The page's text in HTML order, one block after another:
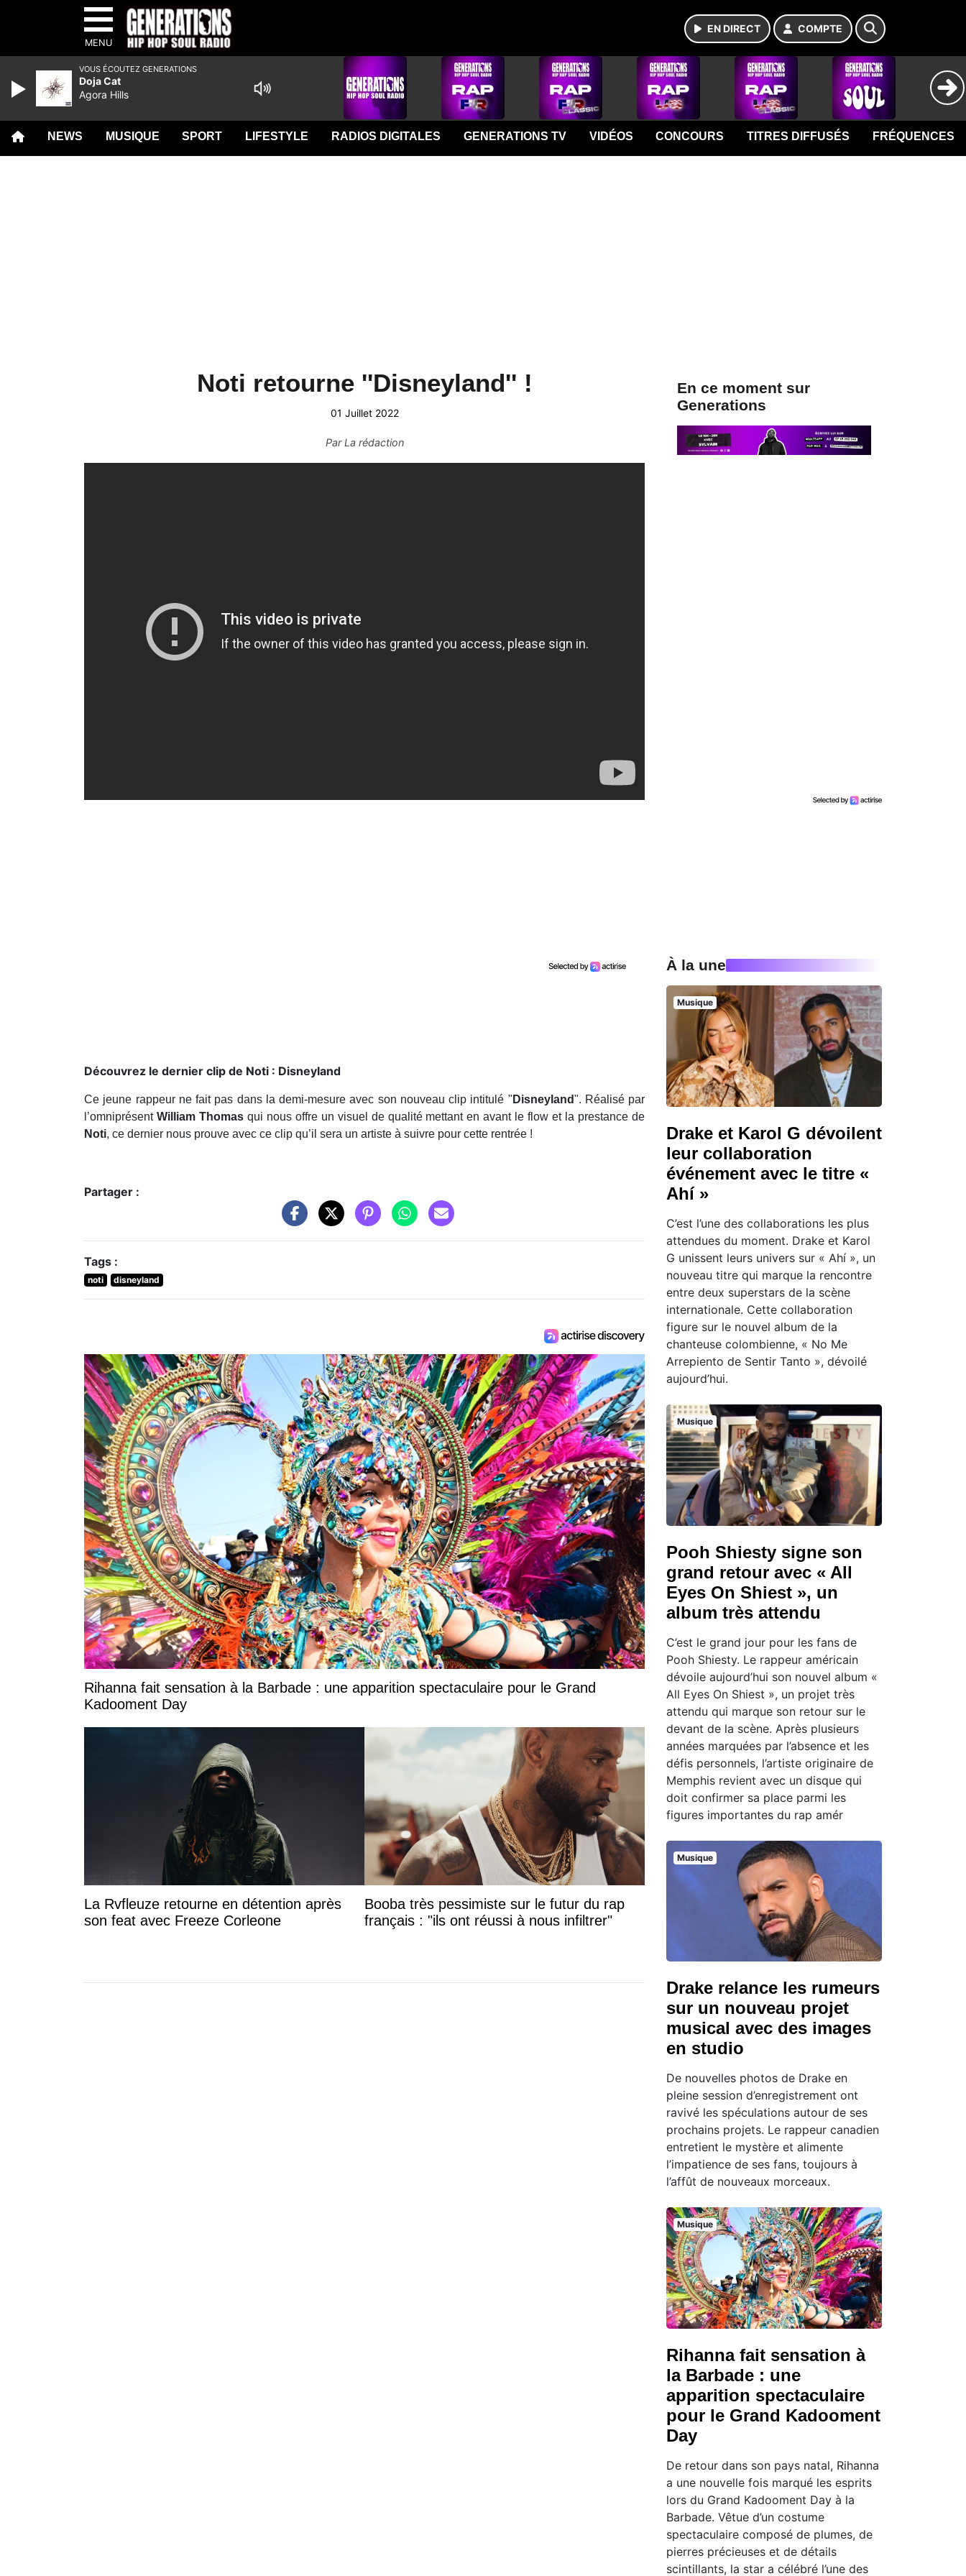
MENU
EN DIRECT COMPTE
NEWS MUSIQUE SPORT LIFESTYLE RADIOS DIGITALES GENERATIONS TV VIDÉOS CONCOURS TITRES DIFFUSÉS FRÉQUENCES
Noti retourne ''Disneyland'' !
01 Juillet 2022
ParLa rédaction
Découvrez le dernier clip de Noti : Disneyland
Ce jeune rappeur ne fait pas dans la demi-mesure avec son nouveau clip intitulé " Disneyland". Réalisé par
l’omniprésent William Thomasqui nous offre un visuel de qualité mettant en avant le flow et la prestance de
Noti, ce dernier nous prouve avec ce clip qu’il sera un artiste à suivre pour cette rentrée !
Partager :
Tags :
noti disneyland
Rihanna fait sensation à la Barbade : une apparition spectaculaire pour le Grand
Kadooment Day
La Rvfleuze retourne en détention après
son feat avec Freeze Corleone
Booba très pessimiste sur le futur du rap
français : "ils ont réussi à nous infiltrer"
En ce moment sur
Generations
À la une
Musique
Drake et Karol G dévoilent
leur collaboration
événement avec le titre «
Ahí »
C’est l’une des collaborations les plus
attendues du moment. Drake et Karol
G unissent leurs univers sur « Ahí », un
nouveau titre qui marque la rencontre
entre deux superstars de la scène
internationale. Cette collaboration
figure sur le nouvel album de la
chanteuse colombienne, « No Me
Arrepiento de Sentir Tanto », dévoilé
aujourd’hui.
Musique
Pooh Shiesty signe son
grand retour avec « All
Eyes On Shiest », un
album très attendu
C’est le grand jour pour les fans de
Pooh Shiesty. Le rappeur américain
dévoile aujourd’hui son nouvel album «
All Eyes On Shiest », un projet très
attendu qui marque son retour sur le
devant de la scène. Après plusieurs
années marquées par l’absence et les
défis personnels, l’artiste originaire de
Memphis revient avec un disque qui
doit confirmer sa place parmi les
figures importantes du rap amér
Musique
Drake relance les rumeurs
sur un nouveau projet
musical avec des images
en studio
De nouvelles photos de Drake en
pleine session d’enregistrement ont
ravivé les spéculations autour de ses
prochains projets. Le rappeur canadien
entretient le mystère et alimente
l’impatience de ses fans, toujours à
l’affût de nouveaux morceaux.
Musique
Rihanna fait sensation à
la Barbade : une
apparition spectaculaire
pour le Grand Kadooment
Day
De retour dans son pays natal, Rihanna
a une nouvelle fois marqué les esprits
lors du Grand Kadooment Day à la
Barbade. Vêtue d’un costume
spectaculaire composé de plumes, de
pierres précieuses et de détails
scintillants, la star a célébré l’une des
VOUS ÉCOUTEZ GENERATIONS
Doja Cat
Agora Hills